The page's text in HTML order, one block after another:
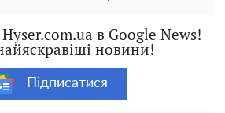
в Google News!
новини!
Підписатися